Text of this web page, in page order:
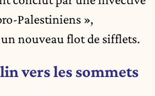
Palestiniens »,
nouveau flot de sifflets.
vers les sommets